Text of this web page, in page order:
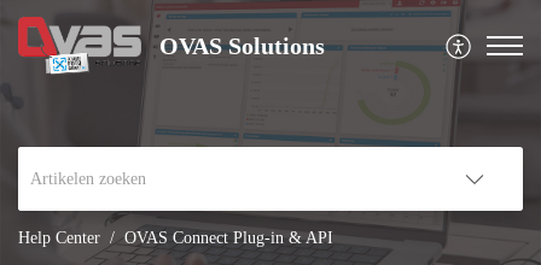
OVAS Solutions
Help Center OVAS Connect Plug-in & API